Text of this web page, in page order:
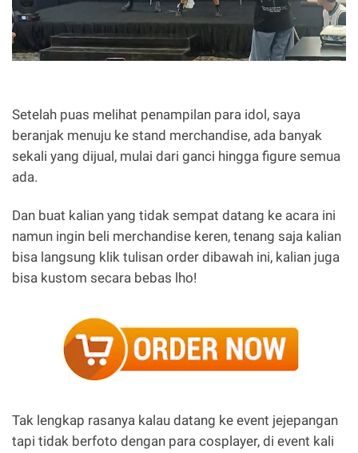
Setelah puas melihat penampilan para idol, saya
beranjak menuju ke stand merchandise, ada banyak
sekali yang dijual, mulai dari ganci hingga figure semua
ada.
Dan buat kalian yang tidak sempat datang ke acara ini
namun ingin beli merchandise keren, tenang saja kalian
bisa langsung klik tulisan order dibawah ini, kalian juga
bisa kustom secara bebas lho!
Tak lengkap rasanya kalau datang ke event jejepangan
tapi tidak berfoto dengan para cosplayer, di event kali